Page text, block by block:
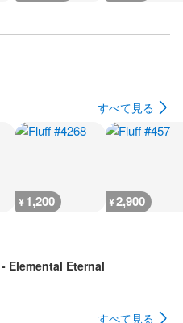
すべて見る
¥1,200 ¥2,900
Elemental Eternal
すべて見る